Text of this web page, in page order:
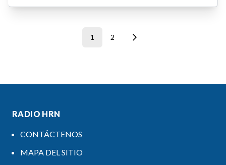
1 2
RADIO HRN
CONTÁCTENOS
MAPA DEL SITIO